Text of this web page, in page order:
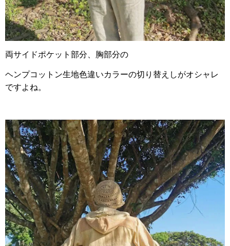
両サイドポケット部分、胸部分の
ヘンプコットン生地色違いカラーの切り替えしがオシャレ
ですよね。